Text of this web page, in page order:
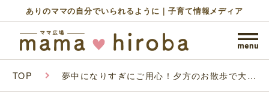
ありのママの自分でいられるように｜子育て情報メディア
TOP 夢中になりすぎにご用心！夕方のお散歩で大好
クリ（汗）｜ぽこたろー育児漫画